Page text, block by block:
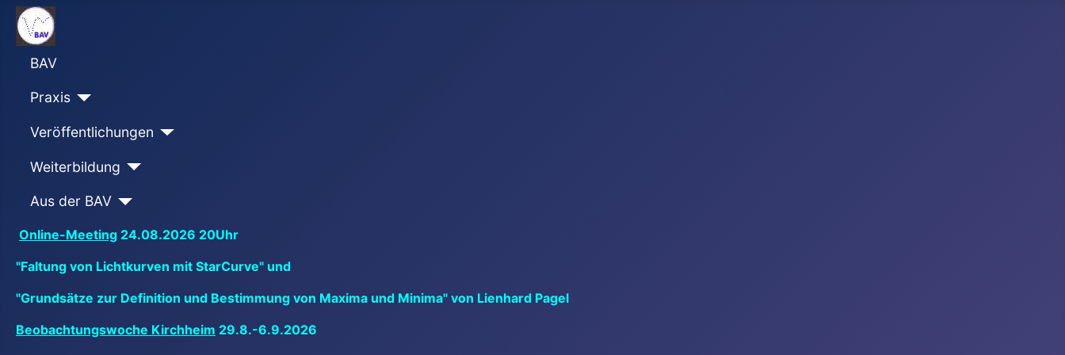
BAV
Praxis
Veröffentlichungen
Weiterbildung
Aus der BAV
Online-Meeting 24.08.2026 20Uhr
"Faltung von Lichtkurven mit StarCurve" und
"Grundsätze zur Definition und Bestimmung von Maxima und Minima" von Lienhard Pagel
Beobachtungswoche Kirchheim 29.8.-6.9.2026